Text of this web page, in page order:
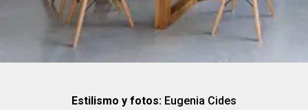
Estilismo y fotos:Eugenia Cides